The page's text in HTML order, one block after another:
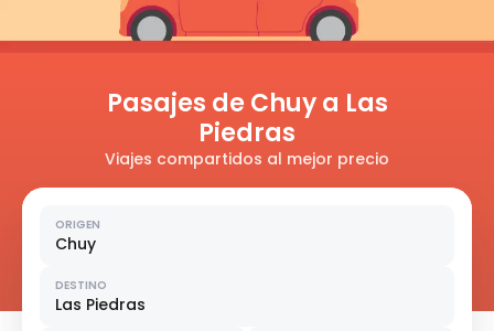
Pasajes de Chuy a Las
Piedras
Viajes compartidos al mejor precio
ORIGEN
Chuy
DESTINO
Las Piedras